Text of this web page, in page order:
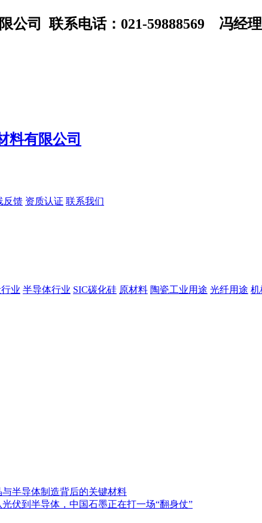
公司 联系电话：021-59888569 冯经理
反馈 资质认证 联系我们
业 半导体行业 SIC碳化硅 原材料 陶瓷工业用途 光纤用途 机
半导体制造背后的关键材料
伏到半导体，中国石墨正在打一场“翻身仗”